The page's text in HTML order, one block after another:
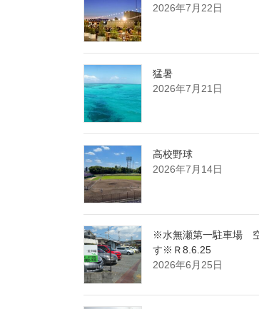
2026年7月22日
猛暑
2026年7月21日
高校野球
2026年7月14日
※水無瀬第一駐車場
す※Ｒ8.6.25
2026年6月25日